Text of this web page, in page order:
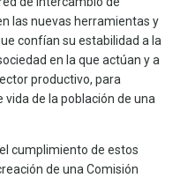
las nuevas herramientas y
confían su estabilidad a la
en la que actúan y a
productivo, para
vida de la población de una
cumplimiento de estos
de una Comisión